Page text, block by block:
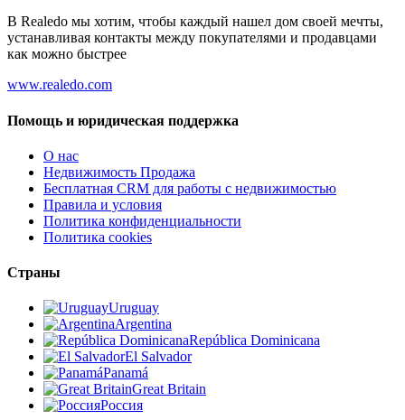
В Realedo мы хотим, чтобы каждый нашел дом своей мечты,
устанавливая контакты между покупателями и продавцами
как можно быстрее
www.realedo.com
Помощь и юридическая поддержка
О нас
Недвижимость Продажа
Бесплатная CRM для работы с недвижимостью
Правила и условия
Политика конфиденциальности
Политика cookies
Страны
Uruguay
Argentina
República Dominicana
El Salvador
Panamá
Great Britain
Россия